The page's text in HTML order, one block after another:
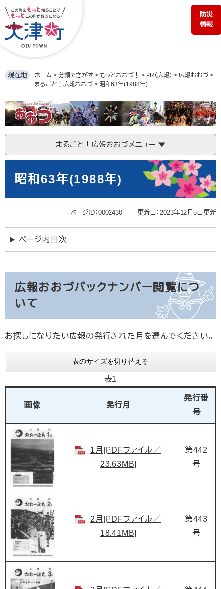
ジ
の
す。
ュ
ー
し
文
防災
情報
現在地 ホーム > 分類でさがす > もっとおおづ！ > PR（広報） > 広報おおづ >
まるごと！広報おおづ > 昭和63年(1988年)
ま
る
ご
と！
報
まるごと！広報おおづメニュー
昭和63年(1988年)
ページID：0002430 更新日：2023年12月5日更新
ページ内目次
広報おおづバックナンバー閲覧につ
いて
お探しになりたい広報の発行された月を選んでください。
表のサイズを切り替える
表1
画像 発行月
発行番
号
1月[PDFファイル／
23.63MB]
第442
号
2月[PDFファイル／
18.41MB]
第443
号